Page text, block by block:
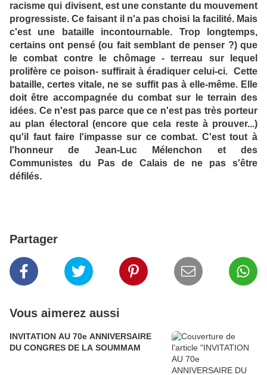
racisme qui divisent, est une constante du mouvement
progressiste. Ce faisant il n'a pas choisi la facilité. Mais
c'est une bataille incontournable. Trop longtemps,
certains ont pensé (ou fait semblant de penser ?) que
le combat contre le chômage - terreau sur lequel
prolifère ce poison- suffirait à éradiquer celui-ci. Cette
bataille, certes vitale, ne se suffit pas à elle-même. Elle
doit être accompagnée du combat sur le terrain des
idées. Ce n'est pas parce que ce n'est pas très porteur
au plan électoral (encore que cela reste à prouver...)
qu'il faut faire l'impasse sur ce combat. C'est tout à
l'honneur de Jean-Luc Mélenchon et des
Communistes du Pas de Calais de ne pas s'être
défilés.
Partager
Vous aimerez aussi
INVITATION AU 70e ANNIVERSAIRE
DU CONGRES DE LA SOUMMAM